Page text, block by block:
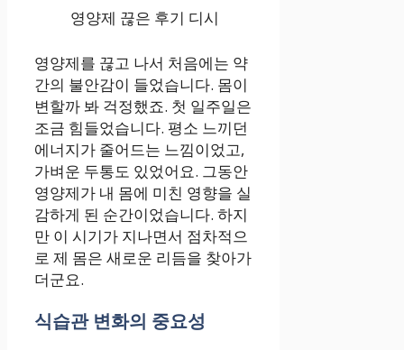
영양제 끊은 후기 디시
영양제를 끊고 나서 처음에는 약
간의 불안감이 들었습니다. 몸이
변할까 봐 걱정했죠. 첫 일주일은
조금 힘들었습니다. 평소 느끼던
에너지가 줄어드는 느낌이었고,
가벼운 두통도 있었어요. 그동안
영양제가 내 몸에 미친 영향을 실
감하게 된 순간이었습니다. 하지
만 이 시기가 지나면서 점차적으
로 제 몸은 새로운 리듬을 찾아가
더군요.
식습관 변화의 중요성